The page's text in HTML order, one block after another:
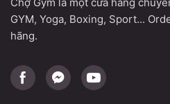
GYM, Yoga, Boxing, Sport...
hãng.